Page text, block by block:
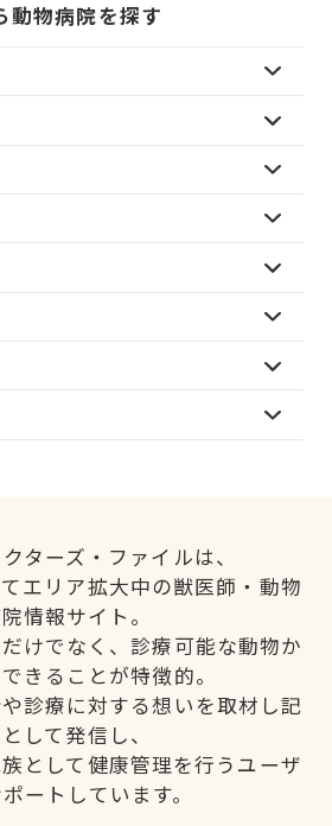
動物病院を探す
ターズ・ファイルは、
エリア拡大中の獣医師・動物
情報サイト。
けでなく、診療可能な動物か
きることが特徴的。
診療に対する想いを取材し記
して発信し、
として健康管理を行うユーザ
ートしています。